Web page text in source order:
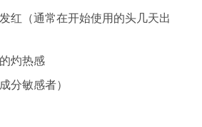
红（通常在开始使用的头几天出
灼热感
分敏感者）